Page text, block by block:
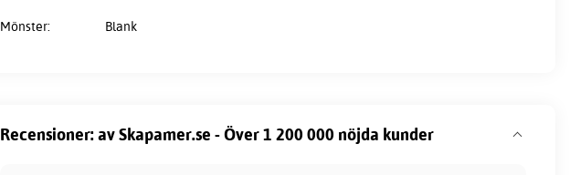
Mönster: Blank
Recensioner: av Skapamer.se - Över 1 200 000 nöjda kunder